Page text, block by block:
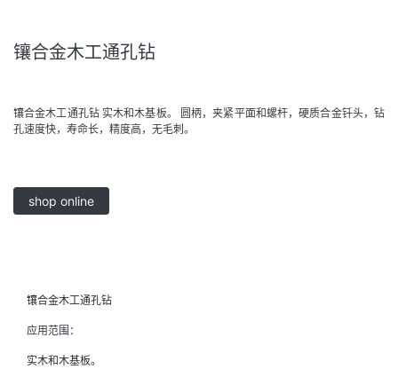
镶合金木工通孔钻
镶合金木工通孔钻 实木和木基板。 圆柄，夹紧平面和螺杆，硬质合金钎头，钻
孔速度快，寿命长，精度高，无毛刺。
shop online
镶合金木工通孔钻
应用范围：
实木和木基板。